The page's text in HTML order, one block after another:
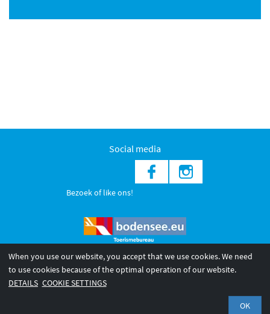
Social media
Bezoek of like ons!
© 2026 Internationale Bodensee Tourismus GmbH
When you use our website, you accept that we use cookies. We need
to use cookies because of the optimal operation of our website.
DETAILS COOKIE SETTINGS
OK